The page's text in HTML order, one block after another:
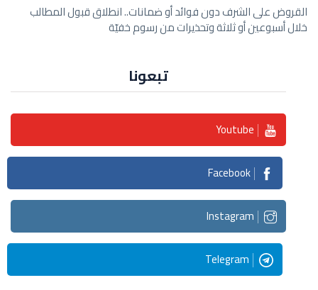
القروض على الشرف دون فوائد أو ضمانات.. انطلاق قبول المطالب
خلال أسبوعين أو ثلاثة وتحذيرات من رسوم خفيّة
تبعونا
Youtube
Facebook
Instagram
Telegram